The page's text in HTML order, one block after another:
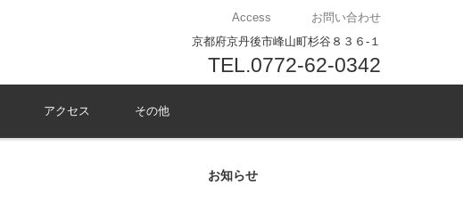
Access
お問い合わせ
京都府京丹後市峰山町杉谷８３６-１
TEL.0772-62-0342
アクセス その他
お知らせ